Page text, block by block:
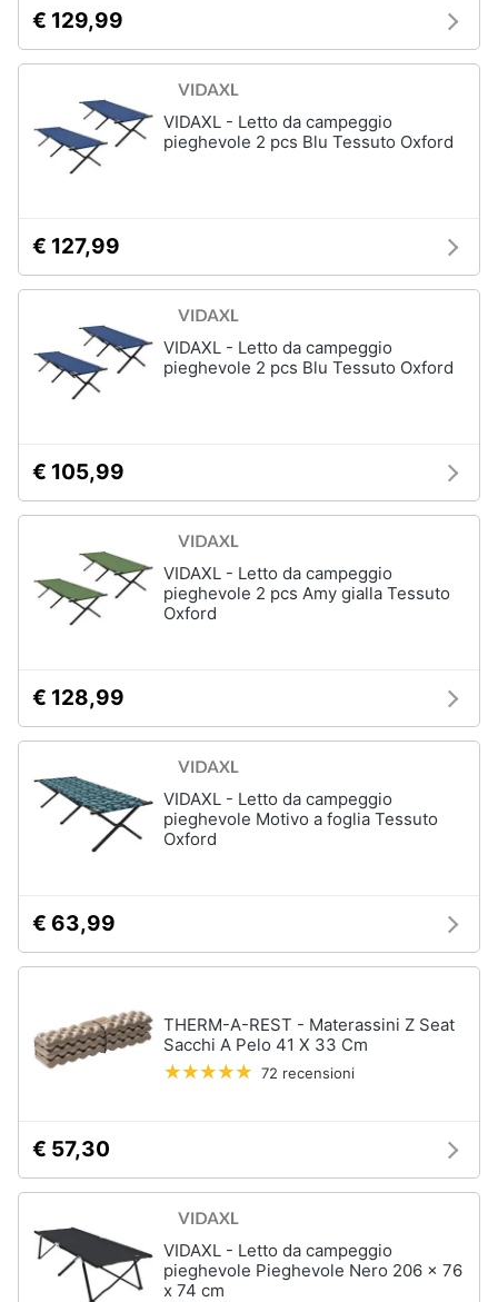
€ 129,99
VIDAXL - Letto da campeggio
pieghevole 2 pcs Blu Tessuto Oxford
€ 127,99
VIDAXL - Letto da campeggio
pieghevole 2 pcs Blu Tessuto Oxford
€ 105,99
VIDAXL - Letto da campeggio
pieghevole 2 pcs Amy gialla Tessuto
Oxford
€ 128,99
VIDAXL - Letto da campeggio
pieghevole Motivo a foglia Tessuto
Oxford
€ 63,99
THERM-A-REST - Materassini Z Seat
Sacchi A Pelo 41 X 33 Cm
72 recensioni
€ 57,30
VIDAXL - Letto da campeggio
pieghevole Pieghevole Nero 206 x 76
x 74 cm